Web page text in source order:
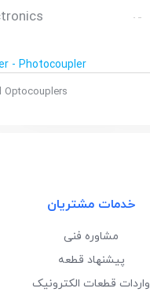
- Photocoupler
Optocouplers
خدمات مشتریان
مشاوره فنی
پیشنهاد قطعه
واردات قطعات الکترونیک